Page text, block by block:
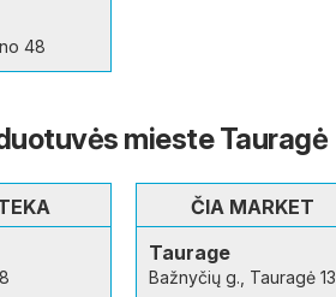
48
mieste Tauragė
ČIA MARKET
Taurage
Bažnyčių g., Tauragė 13